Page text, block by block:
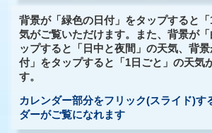
背景が「緑色の日付」をタップすると
気がご覧いただけます。また、背景が
ップすると「日中と夜間」の天気、背
付」をタップすると「1日ごと」の天気
す。
カレンダー部分をフリック(スライド)す
ダーがご覧になれます